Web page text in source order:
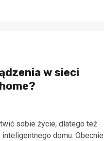
w sieci
sobie życie, dlatego też
domu. Obecnie